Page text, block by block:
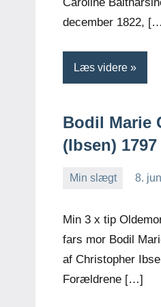
december 1822,
Læs videre
Bodil Marie
(Ibsen) 1797
Min slægt
8.
Min 3 x tip
fars mor Bodil
af Christopher
Forældrene […]